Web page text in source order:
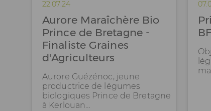
22.07.24
Aurore Maraîchère Bio
Prince de Bretagne -
Finaliste Graines
d'Agriculteurs
Aurore Guézénoc, jeune
productrice de légumes
biologiques Prince de Bretagne
à Kerlouan…